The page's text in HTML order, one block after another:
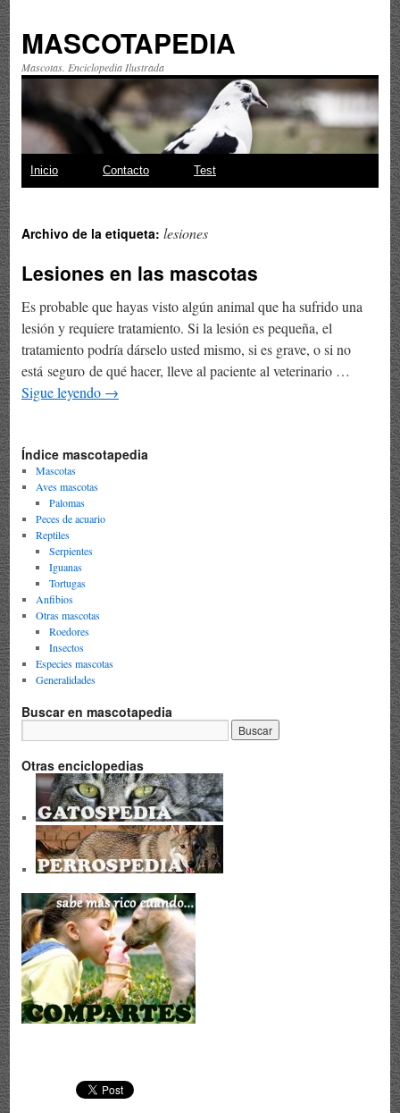
MASCOTAPEDIA
Mascotas. Enciclopedia Ilustrada
Saltar
contenido
Inicio Contacto Test
Archivo de la etiqueta: lesiones
Lesiones en las mascotas
Es probable que hayas visto algún animal que ha sufrido una
lesión y requiere tratamiento. Si la lesión es pequeña, el
tratamiento podría dárselo usted mismo, si es grave, o si no
está seguro de qué hacer, lleve al paciente al veterinario …
Sigue leyendo →
Índice mascotapedia
Mascotas
Aves mascotas
Palomas
Peces de acuario
Reptiles
Serpientes
Iguanas
Tortugas
Anfibios
Otras mascotas
Roedores
Insectos
Especies mascotas
Generalidades
Buscar en mascotapedia
Otras enciclopedias